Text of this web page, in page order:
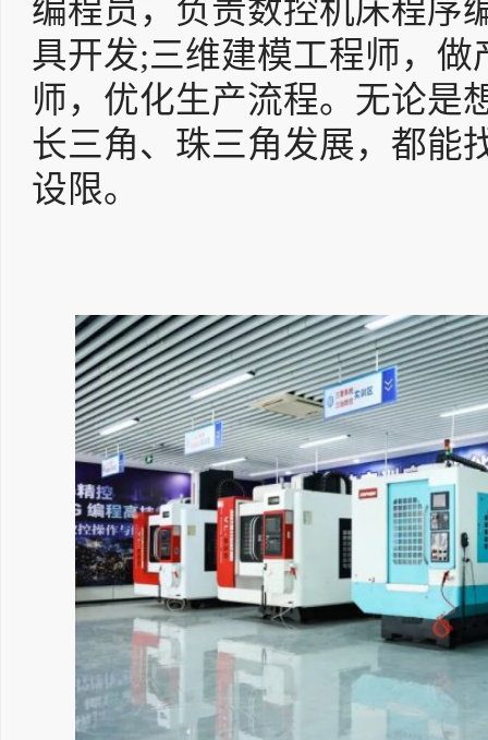
编程员，负责数控机床程序
具开发;三维建模工程师，
师，优化生产流程。无论是
长三角、珠三角发展，都能
设限。